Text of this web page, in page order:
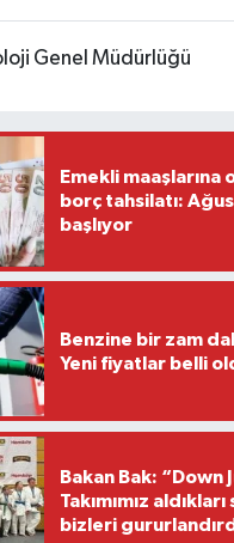
Genel Müdürlüğü
Emekli maaşlarına
borç tahsilatı:
başlıyor
Benzine bir zam
Yeni fiyatlar belli
Bakan Bak: “Down
Takımımız
bizleri